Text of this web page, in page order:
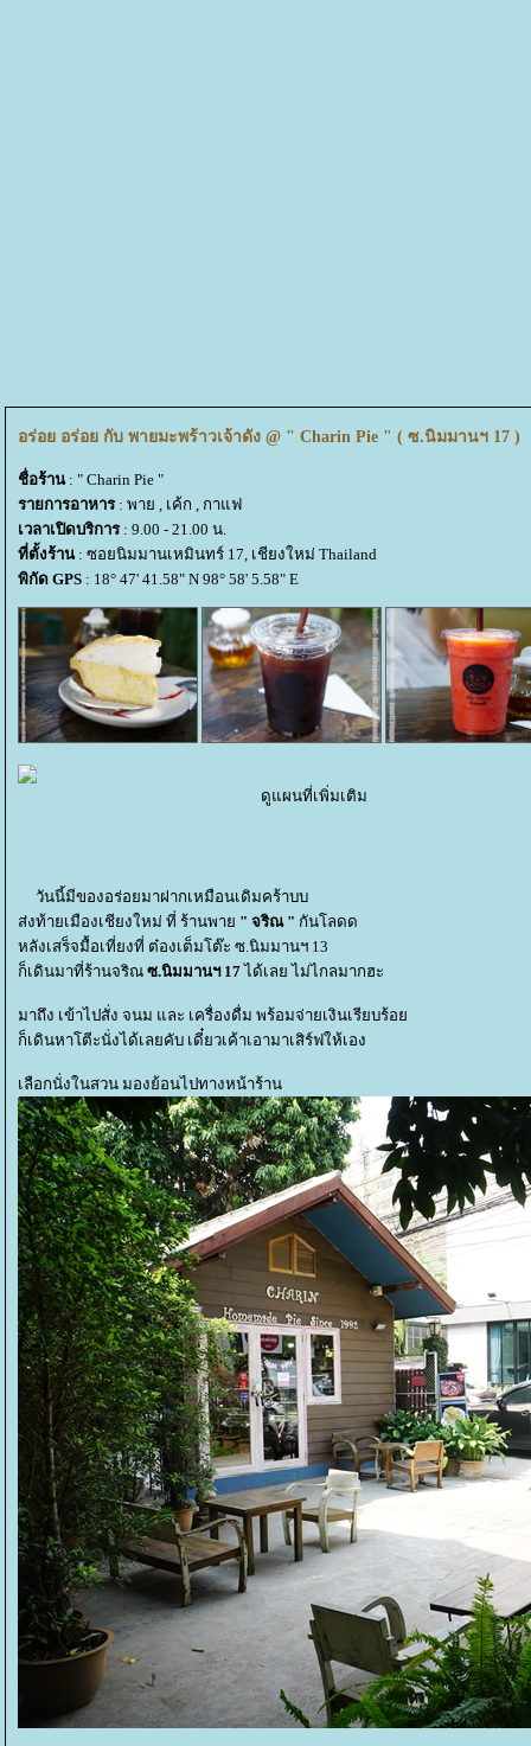
อร่อย อร่อย กับ พายมะพร้าวเจ้าดัง @ " Charin Pie " ( ซ.นิมมานฯ 17 )
ชื่อร้าน: " Charin Pie "
รายการอาหาร: พาย , เค้ก , กาแฟ
เวลาเปิดบริการ: 9.00 - 21.00 น.
ที่ตั้งร้าน: ซอยนิมมานเหมินทร์ 17, เชียงใหม่ Thailand
พิกัด GPS : 18° 47' 41.58" N 98° 58' 5.58" E
ดูแผนที่เพิ่มเติม
วันนี้มีของอร่อยมาฝากเหมือนเดิมคร้าบบ
ส่งท้ายเมืองเชียงใหม่ ที่ ร้านพา " จริณ " กันโลดด
หลังเสร็จมื้อเที่ยงที่ ต๋องเต็มโต๊ะ ซ.นิมมานฯ 13
ก็เดินมาที่ร้านจริณ ซ.นิมมานฯ 17ได้เลย ไม่ไกลมากฮะ
มาถึง เข้าไปสั่ง จนม และ เครื่องดื่ม พร้อมจ่ายเงินเรียบร้อ
ก็เดินหาโตีะนั่งได้เลยคับ เดี๋ยวเค้าเอามาเสิร์ฟให้เอง
เลือกนั่งในสวน มองย้อนไปทางหน้าร้าน